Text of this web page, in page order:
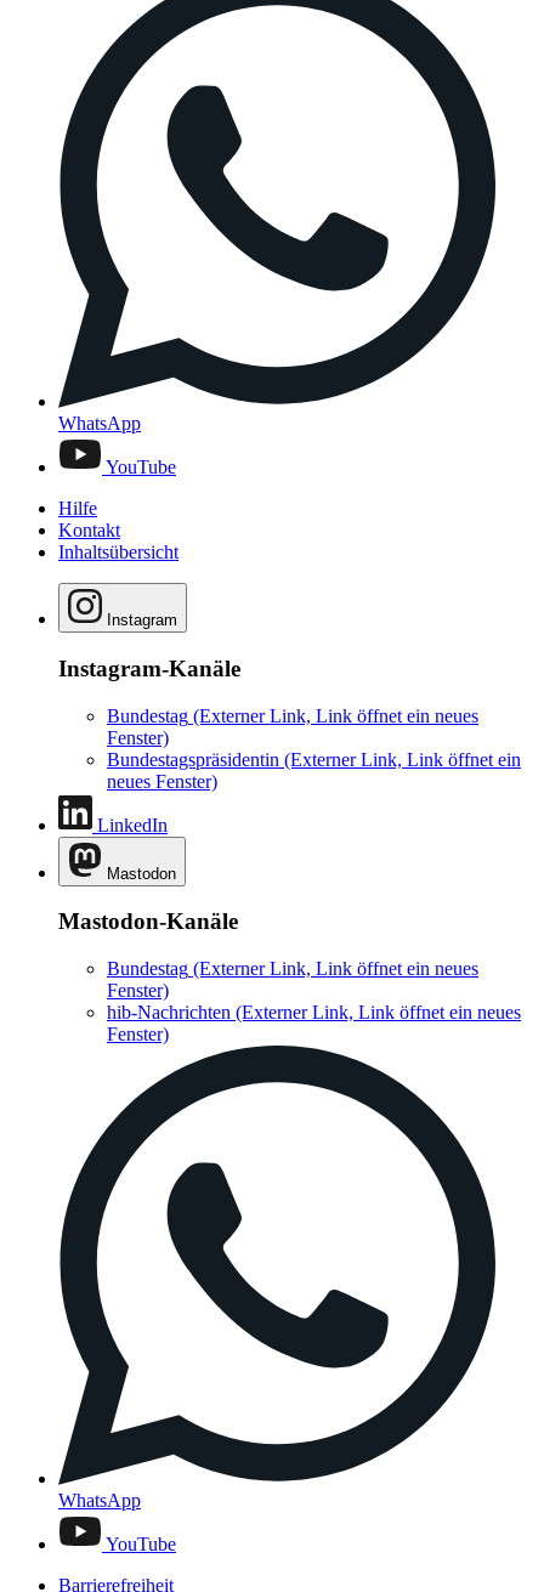
WhatsApp
YouTube
Hilfe
Kontakt
Inhaltsübersicht
Instagram
Instagram-Kanäle
Bundestag (Externer Link, Link öffnet ein neues
Fenster)
Bundestagspräsidentin (Externer Link, Link öffnet ein
neues Fenster)
LinkedIn
Mastodon
Mastodon-Kanäle
Bundestag (Externer Link, Link öffnet ein neues
Fenster)
hib-Nachrichten (Externer Link, Link öffnet ein neues
Fenster)
WhatsApp
YouTube
Barrierefreiheit